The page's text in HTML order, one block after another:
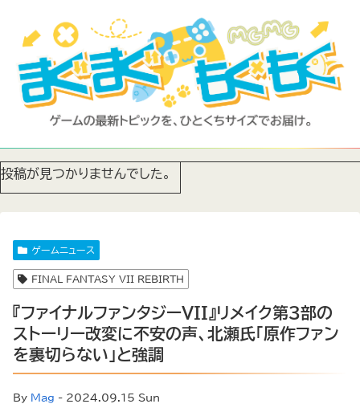
投稿が見つかりませんでした。
ゲームニュース
FINAL FANTASY VII REBIRTH
『ファイナルファンタジーVII』リメイク第3部の
ストーリー改変に不安の声、北瀬氏「原作ファン
を裏切らない」と強調
By Mag - 2024.09.15 Sun